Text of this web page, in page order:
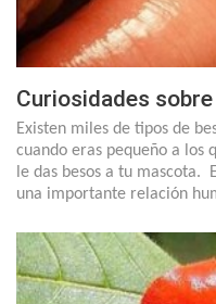
Curiosidades
Existen miles de tipos de
cuando eras pequeño a los
le das besos a tu mascota.
una importante relación